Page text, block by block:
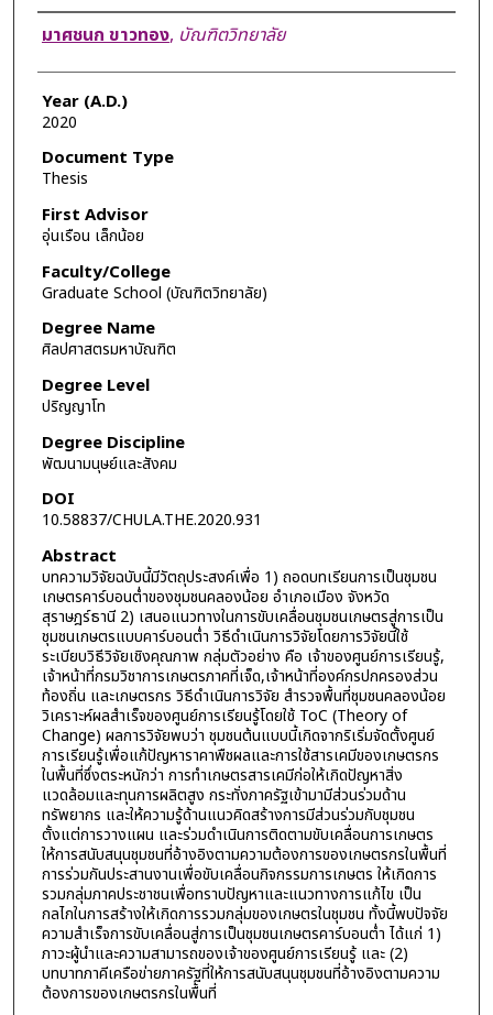
Author
มาศชนก ขาวทอง, บัณฑิตวิทยาลัย
Year (A.D.)
2020
Document Type
Thesis
First Advisor
อุ่นเรือน เล็กน้อย
Faculty/College
Graduate School (บัณฑิตวิทยาลัย)
Degree Name
ศิลปศาสตรมหาบัณฑิต
Degree Level
ปริญญาโท
Degree Discipline
พัฒนามนุษย์และสังคม
DOI
10.58837/CHULA.THE.2020.931
Abstract
บทความวิจัยฉบับนี้มีวัตถุประสงค์เพื่อ 1) ถอดบทเรียนการเป็นชุมชน
เกษตรคาร์บอนต่ำของชุมชนคลองน้อย อำเภอเมือง จังหวัด
สุราษฎร์ธานี 2) เสนอแนวทางในการขับเคลื่อนชุมชนเกษตรสู่การเป็น
ชุมชนเกษตรแบบคาร์บอนต่ำ วิธีดำเนินการวิจัยโดยการวิจัยนี้ใช้
ระเบียบวิธีวิจัยเชิงคุณภาพ กลุ่มตัวอย่าง คือ เจ้าของศูนย์การเรียนรู้,
เจ้าหน้าที่กรมวิชาการเกษตรภาคที่เจ็ด,เจ้าหน้าที่องค์กรปกครองส่วน
ท้องถิ่น และเกษตรกร วิธีดำเนินการวิจัย สำรวจพื้นที่ชุมชนคลองน้อย
วิเคราะห์ผลสำเร็จของศูนย์การเรียนรู้โดยใช้ ToC (Theory of
Change) ผลการวิจัยพบว่า ชุมชนต้นแบบนี้เกิดจากริเริ่มจัดตั้งศูนย์
การเรียนรู้เพื่อแก้ปัญหาราคาพืชผลและการใช้สารเคมีของเกษตรกร
ในพื้นที่ซึ่งตระหนักว่า การทำเกษตรสารเคมีก่อให้เกิดปัญหาสิ่ง
แวดล้อมและทุนการผลิตสูง กระทั่งภาครัฐเข้ามามีส่วนร่วมด้าน
ทรัพยากร และให้ความรู้ด้านแนวคิดสร้างการมีส่วนร่วมกับชุมชน
ตั้งแต่การวางแผน และร่วมดำเนินการติดตามขับเคลื่อนการเกษตร
ให้การสนับสนุนชุมชนที่อ้างอิงตามความต้องการของเกษตรกรในพื้นที่
การร่วมกันประสานงานเพื่อขับเคลื่อนกิจกรรมการเกษตร ให้เกิดการ
รวมกลุ่มภาคประชาชนเพื่อทราบปัญหาและแนวทางการแก้ไข เป็น
กลไกในการสร้างให้เกิดการรวมกลุ่มของเกษตรในชุมชน ทั้งนี้พบปัจจัย
ความสำเร็จการขับเคลื่อนสู่การเป็นชุมชนเกษตรคาร์บอนต่ำ ได้แก่ 1)
ภาวะผู้นำและความสามารถของเจ้าของศูนย์การเรียนรู้ และ (2)
บทบาทภาคีเครือข่ายภาครัฐที่ให้การสนับสนุนชุมชนที่อ้างอิงตามความ
ต้องการของเกษตรกรในพื้นที่